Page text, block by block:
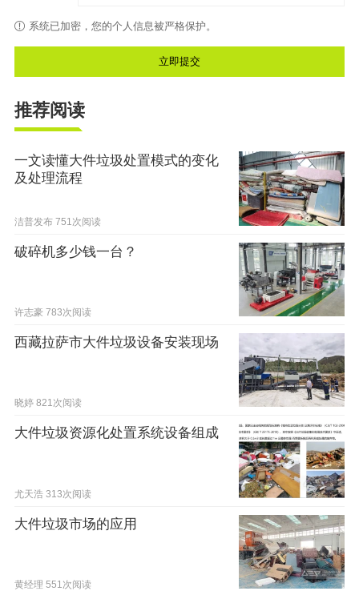
系统已加密，您的个人信息被严格保护。
推荐阅读
一文读懂大件垃圾处置模式的变化
及处理流程
洁普发布 751次阅读
破碎机多少钱一台？
许志豪 783次阅读
西藏拉萨市大件垃圾设备安装现场
晓婷 821次阅读
大件垃圾资源化处置系统设备组成
尤天浩 313次阅读
大件垃圾市场的应用
黄经理 551次阅读